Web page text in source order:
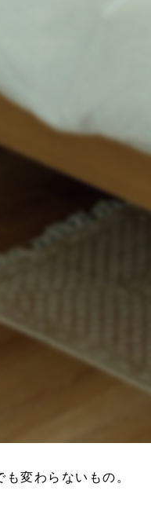
変わらないもの。